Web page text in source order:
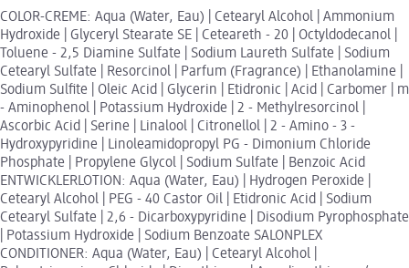
COLOR-CREME: Aqua (Water, Eau) | Cetearyl Alcohol | Ammonium
Hydroxide | Glyceryl Stearate SE | Ceteareth - 20 | Octyldodecanol |
Toluene - 2,5 Diamine Sulfate | Sodium Laureth Sulfate | Sodium
Cetearyl Sulfate | Resorcinol | Parfum (Fragrance) | Ethanolamine |
Sodium Sulfite | Oleic Acid | Glycerin | Etidronic | Acid | Carbomer | m
- Aminophenol | Potassium Hydroxide | 2 - Methylresorcinol |
Ascorbic Acid | Serine | Linalool | Citronellol | 2 - Amino - 3 -
Hydroxypyridine | Linoleamidopropyl PG - Dimonium Chloride
Phosphate | Propylene Glycol | Sodium Sulfate | Benzoic Acid
ENTWICKLERLOTION: Aqua (Water, Eau) | Hydrogen Peroxide |
Cetearyl Alcohol | PEG - 40 Castor Oil | Etidronic Acid | Sodium
Cetearyl Sulfate | 2,6 - Dicarboxypyridine | Disodium Pyrophosphate
| Potassium Hydroxide | Sodium Benzoate SALONPLEX
CONDITIONER: Aqua (Water, Eau) | Cetearyl Alcohol |